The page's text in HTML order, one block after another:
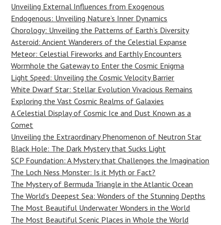
Unveiling External Influences from Exogenous
Endogenous: Unveiling Nature’s Inner Dynamics
Chorology: Unveiling the Patterns of Earth’s Diversity
Asteroid: Ancient Wanderers of the Celestial Expanse
Meteor: Celestial Fireworks and Earthly Encounters
Wormhole the Gateway to Enter the Cosmic Enigma
Light Speed: Unveiling the Cosmic Velocity Barrier
White Dwarf Star: Stellar Evolution Vivacious Remains
Exploring the Vast Cosmic Realms of Galaxies
A Celestial Display of Cosmic Ice and Dust Known as a
Comet
Unveiling the Extraordinary Phenomenon of Neutron Star
Black Hole: The Dark Mystery that Sucks Light
SCP Foundation: A Mystery that Challenges the Imagination
The Loch Ness Monster: Is it Myth or Fact?
The Mystery of Bermuda Triangle in the Atlantic Ocean
The World’s Deepest Sea: Wonders of the Stunning Depths
The Most Beautiful Underwater Wonders in the World
The Most Beautiful Scenic Places in Whole the World